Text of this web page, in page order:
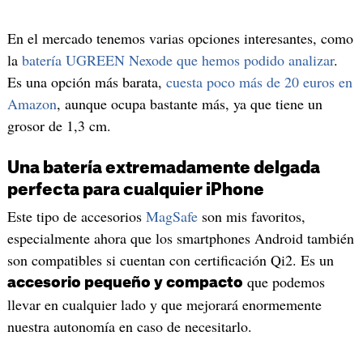
En el mercado tenemos varias opciones interesantes, como
la batería UGREEN Nexode que hemos podido analizar.
Es una opción más barata, cuesta poco más de 20 euros en
Amazon, aunque ocupa bastante más, ya que tiene un
grosor de 1,3 cm.
Una batería extremadamente delgada
perfecta para cualquier iPhone
Este tipo de accesorios MagSafeson mis favoritos,
especialmente ahora que los smartphones Android también
son compatibles si cuentan con certificación Qi2. Es un
accesorio pequeño y compacto que podemos
llevar en cualquier lado y que mejorará enormemente
nuestra autonomía en caso de necesitarlo.